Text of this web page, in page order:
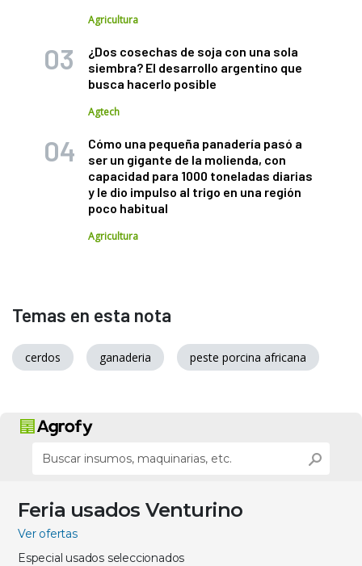
Agricultura
¿Dos cosechas de soja con una sola
siembra? El desarrollo argentino que
busca hacerlo posible
Agtech
Cómo una pequeña panadería pasó a
ser un gigante de la molienda, con
capacidad para 1000 toneladas diarias
y le dio impulso al trigo en una región
poco habitual
Agricultura
Temas en esta nota
cerdos ganaderia peste porcina africana
Feria usados Venturino
Ver ofertas
Especial usados seleccionados